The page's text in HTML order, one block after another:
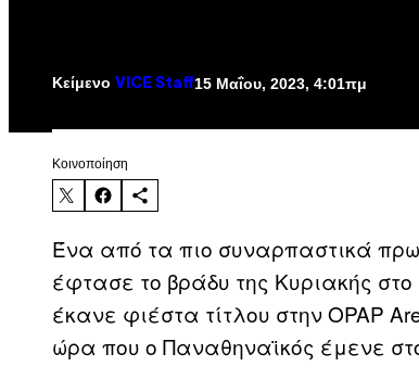
Κείμενο VICE Staff15 Μαΐου, 2023, 4:01πμ
Kοινοποίηση
Ένα από τα πιο συναρπαστικά
έφτασε το βράδυ της Κυριακής
έκανε φιέστα τίτλου στην OPAP
ώρα που ο Παναθηναϊκός έμενε